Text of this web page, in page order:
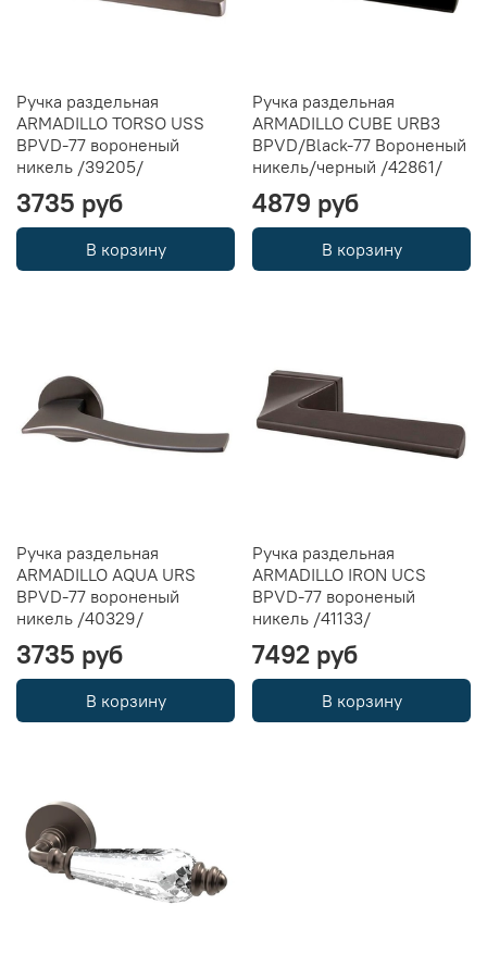
Ручка раздельная
ARMADILLO TORSO USS
BPVD-77 вороненый
никель /39205/
3735 руб
В корзину
Ручка раздельная
ARMADILLO CUBE URB3
BPVD/Black-77 Вороненый
никель/черный /42861/
4879 руб
В корзину
Ручка раздельная
ARMADILLO AQUA URS
BPVD-77 вороненый
никель /40329/
3735 руб
В корзину
Ручка раздельная
ARMADILLO IRON UCS
BPVD-77 вороненый
никель /41133/
7492 руб
В корзину